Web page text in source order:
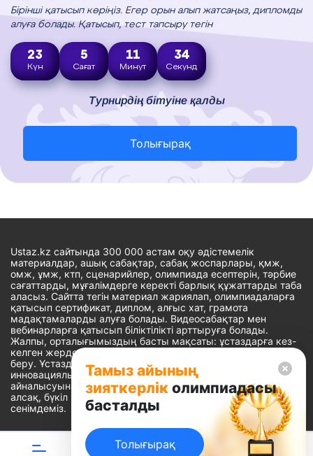
Тамыз айының
зияткерлік олимпиадасы
басталды
Толығырақ
Бірінші қатысып көріңіз. Егер орын алып жатсаңыз, дипломды
алуға болады. Қатысып, тест тапсыру тегін
23
Күн
5
Сағат
11
Минут
33
Секунд
Турнирдің бітуіне қалды
Толығырақ
Ustaz.kz сайтында 300 000 астам оқу әдістемелік
материалдар, ашық сабақтар, сабақ жоспарлары, қмж,
омж, ұмж, ктп, сценарийлер, олимпиада есептерін, тәрбие
сағаттарды, мұғалімдерге керекті барлық құжаттарды таба
аласыз. Сайтта тегін материал жариялап, олимпиадаларға
қатысып сертификат, диплом, алғыс хат, грамота
мадақтамаларды алуға болады. Видеосабақтар мен
вебинарларға қатысып біліктілікті арттыруға болады.
Жалпы, орталығымыздың басты мақсаты: ұстаздарға кез-
келген жерде, кез-келген уақытта білім алуына мүмкіндік
беру. Ұстаздардың барлық өзекті мәселелеріне
инновациялық шешім тауып, шығармашылық жұмыспен
айналысуына уақыт сыйлау. «Ұстаздарға сапалы білім бере
алсақ, бүкіл Қазақ еліне білім бере аламыз» - деген
сенімдеміз.